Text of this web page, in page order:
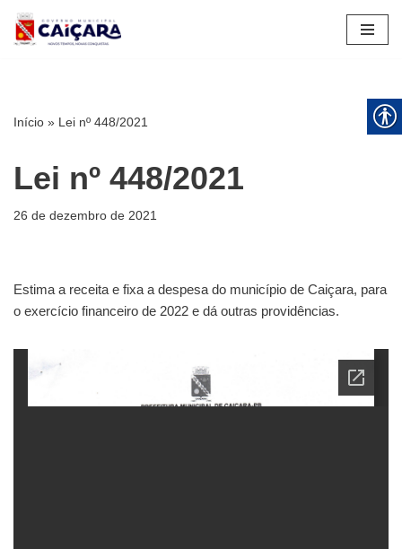
Pular
Início » Lei nº 448/2021
Lei nº 448/2021
26 de dezembro de 2021
Estima a receita e fixa a despesa do município de Caiçara, para
o exercício financeiro de 2022 e dá outras providências.